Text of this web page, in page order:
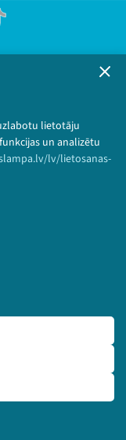
lietotāju
un analizētu
lv/lietosanas-
tiesības
3169